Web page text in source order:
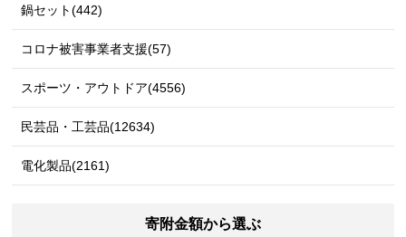
鍋セット(442)
コロナ被害事業者支援(57)
スポーツ・アウトドア(4556)
民芸品・工芸品(12634)
電化製品(2161)
寄附金額から選ぶ